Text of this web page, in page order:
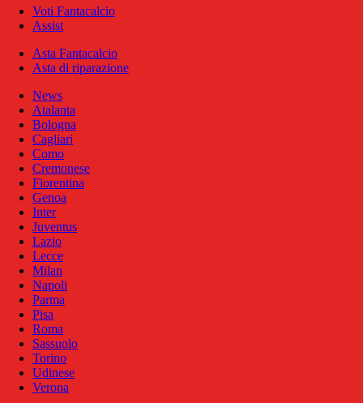
Voti Fantacalcio
Assist
Asta Fantacalcio
Asta di riparazione
News
Atalanta
Bologna
Cagliari
Como
Cremonese
Fiorentina
Genoa
Inter
Juventus
Lazio
Lecce
Milan
Napoli
Parma
Pisa
Roma
Sassuolo
Torino
Udinese
Verona